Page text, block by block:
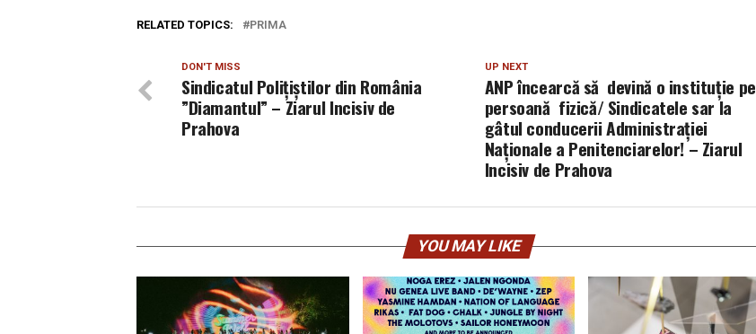
RELATED TOPICS: PRIMA
UP NEXT
ANP încearcă să devină o instituție pe
persoană fizică/ Sindicatele sar la
gâtul conducerii Administrației
Naționale a Penitenciarelor! – Ziarul
Incisiv de Prahova
DON'T MISS
Sindicatul Polițiștilor din România
”Diamantul” – Ziarul Incisiv de
Prahova
YOU MAY LIKE